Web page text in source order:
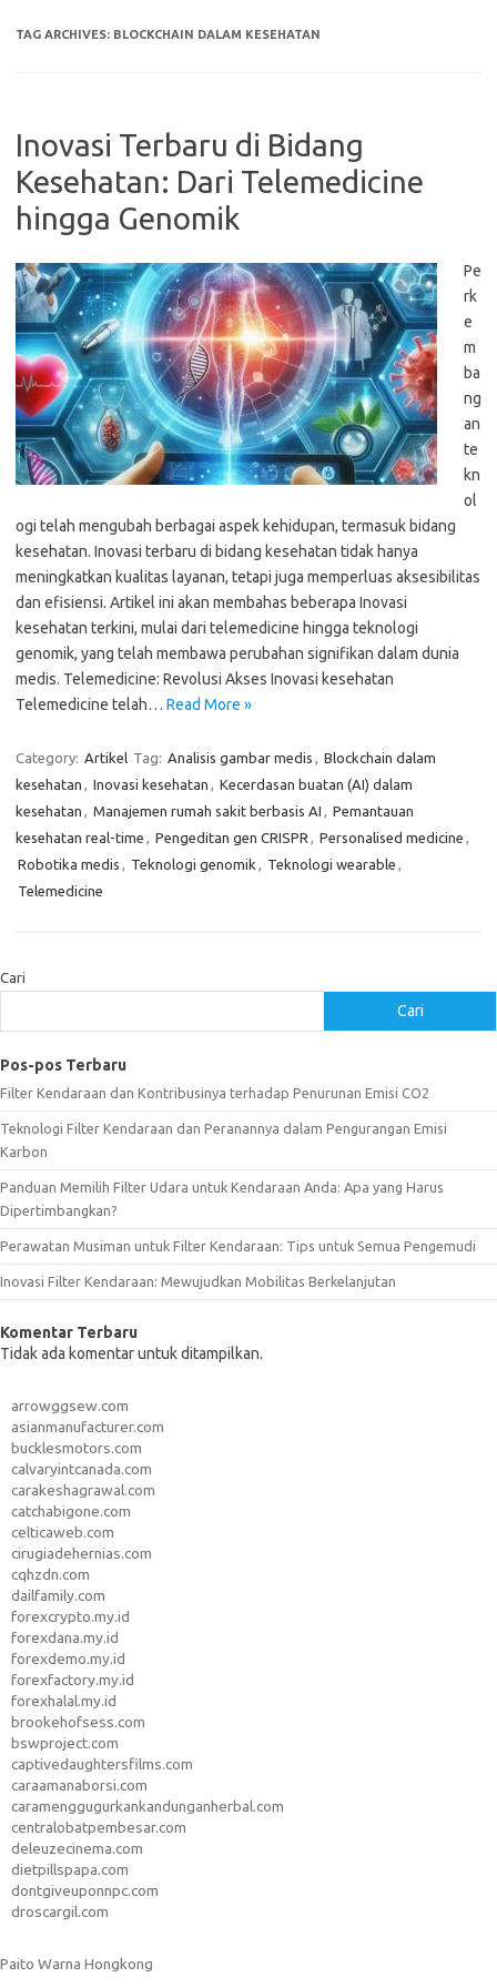
TAG ARCHIVES: BLOCKCHAIN DALAM KESEHATAN
Inovasi Terbaru di Bidang
Kesehatan: Dari Telemedicine
hingga Genomik
Pe
rk
e
m
ba
ng
an
te
kn
ol
ogi telah mengubah berbagai aspek kehidupan, termasuk bidang
kesehatan. Inovasi terbaru di bidang kesehatan tidak hanya
meningkatkan kualitas layanan, tetapi juga memperluas aksesibilitas
dan efisiensi. Artikel ini akan membahas beberapa Inovasi
kesehatan terkini, mulai dari telemedicine hingga teknologi
genomik, yang telah membawa perubahan signifikan dalam dunia
medis. Telemedicine: Revolusi Akses Inovasi kesehatan
Telemedicine telah… Read More »
Category: Artikel Tag: Analisis gambar medis , Blockchain dalam
kesehatan , Inovasi kesehatan , Kecerdasan buatan (AI) dalam
kesehatan , Manajemen rumah sakit berbasis AI , Pemantauan
kesehatan real-time , Pengeditan gen CRISPR , Personalised medicine ,
Robotika medis , Teknologi genomik , Teknologi wearable ,
Telemedicine
Cari
Cari
Pos-pos Terbaru
Filter Kendaraan dan Kontribusinya terhadap Penurunan Emisi CO2
Teknologi Filter Kendaraan dan Peranannya dalam Pengurangan Emisi
Karbon
Panduan Memilih Filter Udara untuk Kendaraan Anda: Apa yang Harus
Dipertimbangkan?
Perawatan Musiman untuk Filter Kendaraan: Tips untuk Semua Pengemudi
Inovasi Filter Kendaraan: Mewujudkan Mobilitas Berkelanjutan
Komentar Terbaru
Tidak ada komentar untuk ditampilkan.
arrowggsew.com
asianmanufacturer.com
bucklesmotors.com
calvaryintcanada.com
carakeshagrawal.com
catchabigone.com
celticaweb.com
cirugiadehernias.com
cqhzdn.com
dailfamily.com
forexcrypto.my.id
forexdana.my.id
forexdemo.my.id
forexfactory.my.id
forexhalal.my.id
brookehofsess.com
bswproject.com
captivedaughtersfilms.com
caraamanaborsi.com
caramenggugurkankandunganherbal.com
centralobatpembesar.com
deleuzecinema.com
dietpillspapa.com
dontgiveuponnpc.com
droscargil.com
Paito Warna Hongkong